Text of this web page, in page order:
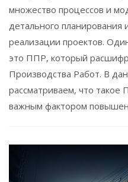
множество процессов и
детального планирования
реализации проектов.
это ППР, который
Производства Работ. В
рассматриваем, что такое
важным фактором